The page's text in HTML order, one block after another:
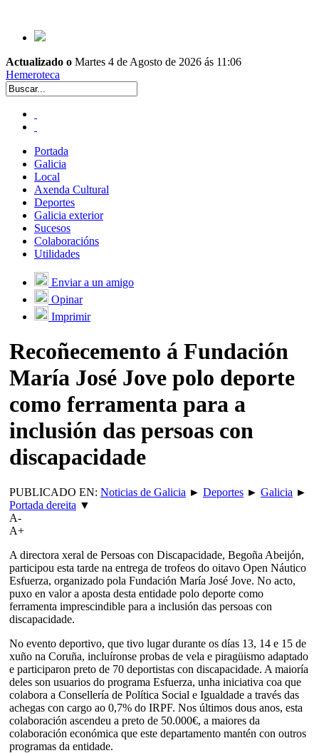
Actualizado o Martes 4 de Agosto de 2026 ás 11:06
Hemeroteca
Portada
Galicia
Local
Axenda Cultural
Deportes
Galicia exterior
Sucesos
Colaboracións
Utilidades
Enviar a un amigo
Opinar
Imprimir
Recoñecemento á Fundación
María José Jove polo deporte
como ferramenta para a
inclusión das persoas con
discapacidade
PUBLICADO EN: Noticias de Galicia ► Deportes ► Galicia ►
Portada dereita ▼
A-
A+
A directora xeral de Persoas con Discapacidade, Begoña Abeijón,
participou esta tarde na entrega de trofeos do oitavo Open Náutico
Esfuerza, organizado pola Fundación María José Jove. No acto,
puxo en valor a aposta desta entidade polo deporte como
ferramenta imprescindible para a inclusión das persoas con
discapacidade.
No evento deportivo, que tivo lugar durante os días 13, 14 e 15 de
xuño na Coruña, incluíronse probas de vela e piragüismo adaptado
e participaron preto de 70 deportistas con discapacidade. A maioría
deles son usuarios do programa Esfuerza, unha iniciativa coa que
colabora a Consellería de Política Social e Igualdade a través das
achegas con cargo ao 0,7% do IRPF. Nos últimos dous anos, esta
colaboración ascendeu a preto de 50.000€, a maiores da
colaboración económica que este departamento mantén con outros
programas da entidade.